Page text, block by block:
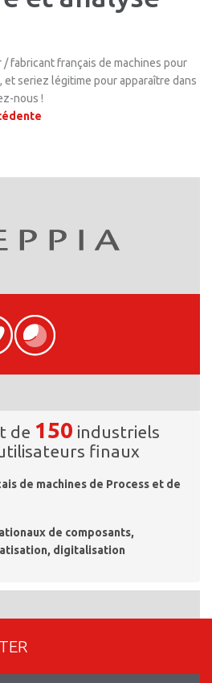
fabricant français de machines pour
seriez légitime pour apparaître dans
nous !
de 150 industriels
finaux
de machines de Process et de
de composants,
digitalisation